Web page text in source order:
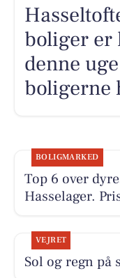
boliger er
denne
boligerne
BOLIGMARKED
Top 6 over
Hasselager.
VEJRET
Sol og regn på